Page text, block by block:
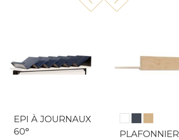
EPI À JOURNAUX
60°
PLAFONNIER